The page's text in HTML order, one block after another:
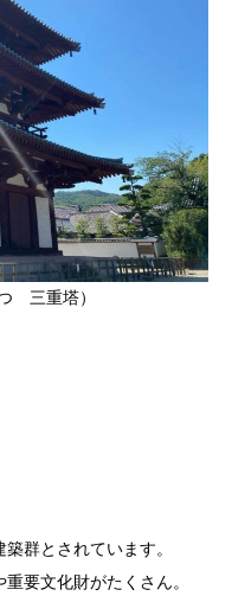
三重塔）
群とされています。
要文化財がたくさん。